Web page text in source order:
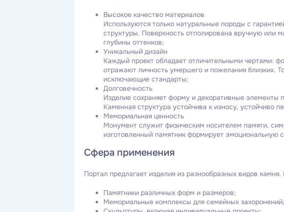
Высокое качество материалов
Используются только натуральные породы с
структуры. Поверхность отполирована вручную или
глубины оттенков;
Уникальный дизайн
Каждый проект обладает отличительными чертами:
отражают личность умершего и пожелания близких.
исключающие стандарты;
Долговечность
Изделие сохраняет форму и декоративные элементы
Каменная структура устойчива к износу, устойчиво
Мемориальная ценность
Монумент служит физическим носителем памяти,
изготовленный памятник формирует эмоциональную
Сфера применения
Портал предлагает изделия из разнообразных видов
Памятники различных форм и размеров;
Мемориальные комплексы для семейных захоронений;